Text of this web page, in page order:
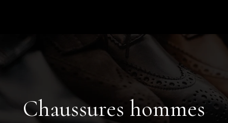
Chaussures hommes